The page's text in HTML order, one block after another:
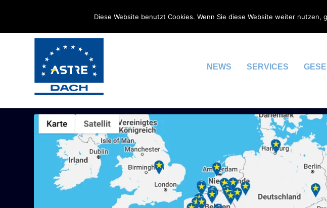
NEWS SERVICES
SCHLAGWORT:TEILLADUNGEN
Diese Website benutzt Cookies. Wenn Sie diese Website weiter nutzen,